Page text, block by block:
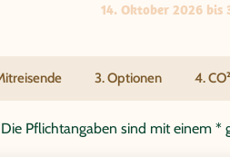
14. Oktober 2026 bis
3. Optionen 4.
Pflichtangaben sind mit einem *